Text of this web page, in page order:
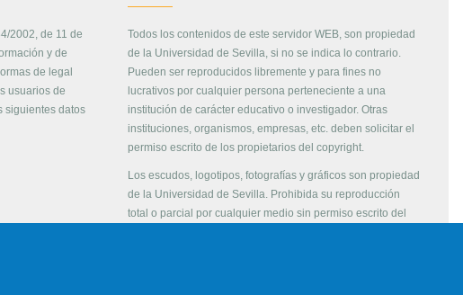
2002, de 11 de
y de
de legal
usuarios de
siguientes datos
Todos los contenidos de este servidor WEB, son propiedad
de la Universidad de Sevilla, si no se indica lo contrario.
Pueden ser reproducidos libremente y para fines no
lucrativos por cualquier persona perteneciente a una
institución de carácter educativo o investigador. Otras
instituciones, organismos, empresas, etc. deben solicitar el
permiso escrito de los propietarios del copyright.
Los escudos, logotipos, fotografías y gráficos son propiedad
de la Universidad de Sevilla. Prohibida su reproducción
total o parcial por cualquier medio sin permiso escrito del